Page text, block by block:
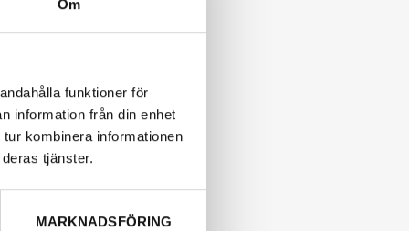
Om
funktioner för
information från din enhet
kombinera informationen
tjänster.
MARKNADSFÖRING